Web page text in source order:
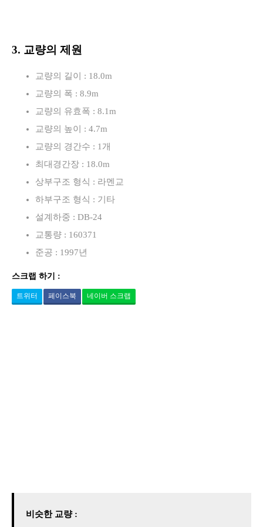
3. 교량의 제원
교량의 길이 : 18.0m
교량의 폭 : 8.9m
교량의 유효폭 : 8.1m
교량의 높이 : 4.7m
교량의 경간수 : 1개
최대경간장 : 18.0m
상부구조 형식 : 라멘교
하부구조 형식 : 기타
설계하중 : DB-24
교통량 : 160371
준공 : 1997년
스크랩 하기 :
트위터 페이스북 네이버 스크랩
비슷한 교량 :